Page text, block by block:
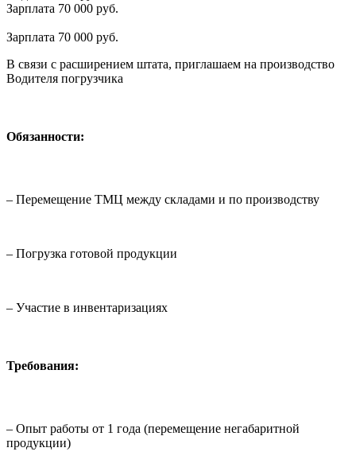
Зарплата 70 000 руб.
Зарплата 70 000 руб.
В связи с расширением штата, приглашаем на производство
Водителя погрузчика
Обязанности:
– Перемещение ТМЦ между складами и по производству
– Погрузка готовой продукции
– Участие в инвентаризациях
Требования:
– Опыт работы от 1 года (перемещение негабаритной
продукции)